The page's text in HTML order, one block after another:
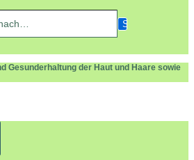
Gesunderhaltung der Haut und Haare sowie